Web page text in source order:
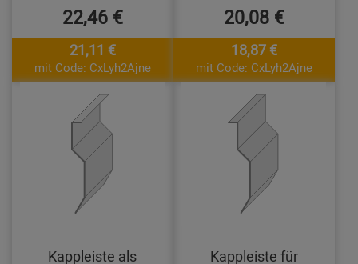
22,46 €
21,11 €
mit Code: CxLyh2Ajne
20,08 €
18,87 €
mit Code: CxLyh2Ajne
Kappleiste als
Kappleiste für